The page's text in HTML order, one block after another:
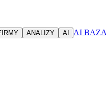
ANALIZY AI AI BAZA